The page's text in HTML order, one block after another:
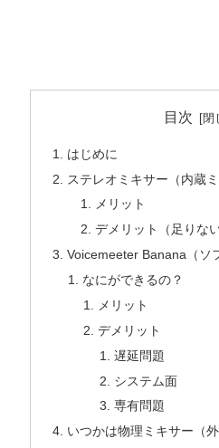
目次
はじめに
ステレオミキサー（内蔵ミ
メリット
デメリット（足りない
Voicemeeter Banana（ソ
なにができるの？
メリット
デメリット
遅延問題
システム面
専有問題
いつかは物理ミキサー（外